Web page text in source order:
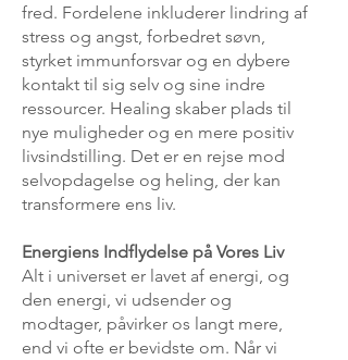
fred. Fordelene inkluderer lindring af
stress og angst, forbedret søvn,
styrket immunforsvar og en dybere
kontakt til sig selv og sine indre
ressourcer. Healing skaber plads til
nye muligheder og en mere positiv
livsindstilling. Det er en rejse mod
selvopdagelse og heling, der kan
transformere ens liv.
Energiens Indflydelse på Vores Liv
Alt i universet er lavet af energi, og
den energi, vi udsender og
modtager, påvirker os langt mere,
end vi ofte er bevidste om. Når vi